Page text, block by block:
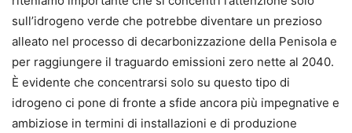
sull’idrogeno verde che potrebbe diventare un prezioso
alleato nel processo di decarbonizzazione della Penisola e
per raggiungere il traguardo emissioni zero nette al 2040.
È evidente che concentrarsi solo su questo tipo di
idrogeno ci pone di fronte a sfide ancora più impegnative e
ambiziose in termini di installazioni e di produzione